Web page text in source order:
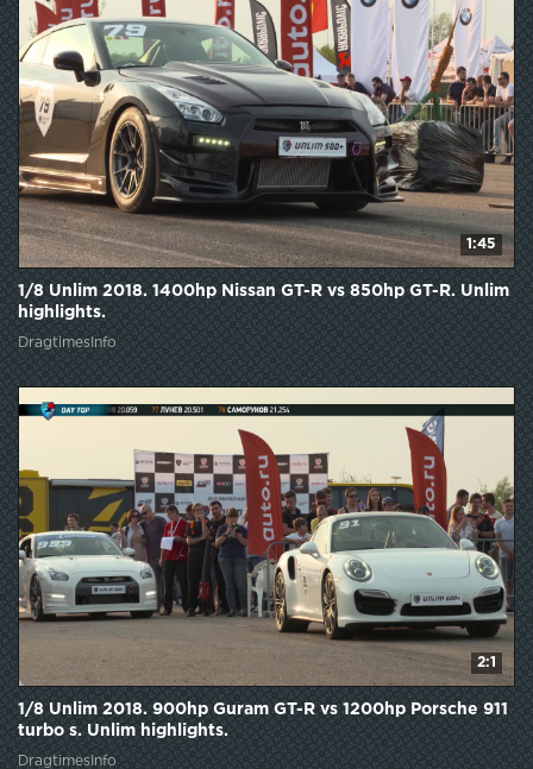
1:45
1/8 Unlim 2018. 1400hp Nissan GT-R vs 850hp GT-R. Unlim
highlights.
DragtimesInfo
2:1
1/8 Unlim 2018. 900hp Guram GT-R vs 1200hp Porsche 911
turbo s. Unlim highlights.
DragtimesInfo